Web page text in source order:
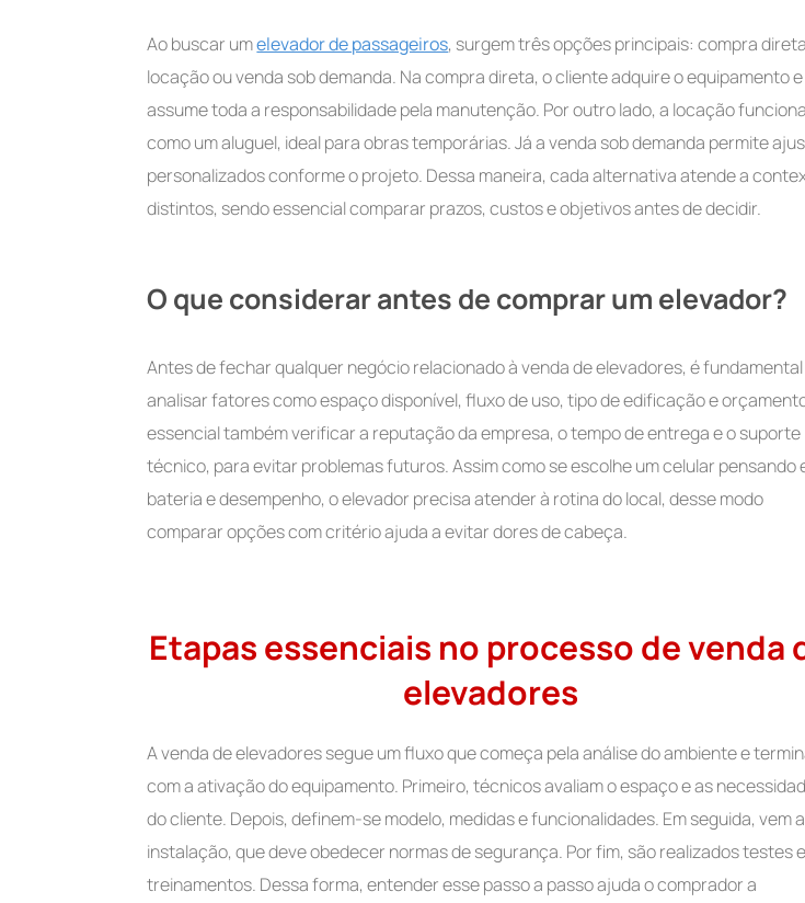
Ao buscar umelevador de passageiros, surgem três opções principais: compra
locação ou venda sob demanda. Na compra direta, o cliente adquire o equipamento e
assume toda a responsabilidade pela manutenção. Por outro lado, a locação funciona
como um aluguel, ideal para obras temporárias. Já a venda sob demanda permite
personalizados conforme o projeto. Dessa maneira, cada alternativa atende a
distintos, sendo essencial comparar prazos, custos e objetivos antes de decidir.
O que considerar antes de comprar um elevador?
Antes de fechar qualquer negócio relacionado à venda de elevadores, é fundamental
analisar fatores como espaço disponível, fluxo de uso, tipo de edificação e
essencial também verificar a reputação da empresa, o tempo de entrega e o suporte
técnico, para evitar problemas futuros. Assim como se escolhe um celular pensando
bateria e desempenho, o elevador precisa atender à rotina do local, desse modo
comparar opções com critério ajuda a evitar dores de cabeça.
Etapas essenciais no processo de venda
elevadores
A venda de elevadores segue um fluxo que começa pela análise do ambiente e
com a ativação do equipamento. Primeiro, técnicos avaliam o espaço e as
do cliente. Depois, definem-se modelo, medidas e funcionalidades. Em seguida, vem a
instalação, que deve obedecer normas de segurança. Por fim, são realizados testes e
treinamentos. Dessa forma, entender esse passo a passo ajuda o comprador a